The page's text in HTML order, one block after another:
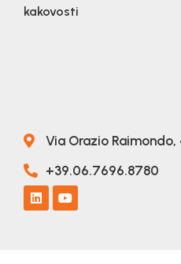
kakovosti
Via Orazio Raimondo,
+39.06.7696.8780